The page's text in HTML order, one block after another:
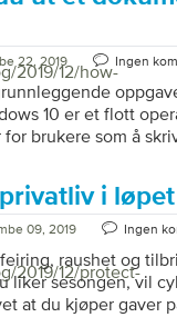
løst. La oss
2019/12/how-
22, 2019 Ingen
10 er et flott
brukere som å
ditt for å
trinnene for å
å følge trinnene
2019/12/protect-
i
09, 2019 Ingen
raushet og
liker sesongen, vil
at du kjøper gaver